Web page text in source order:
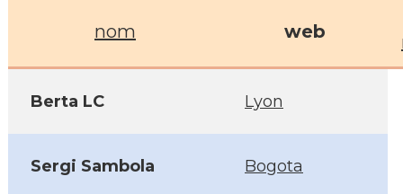
nom web
Berta LC Lyon
Sergi Sambola Bogota